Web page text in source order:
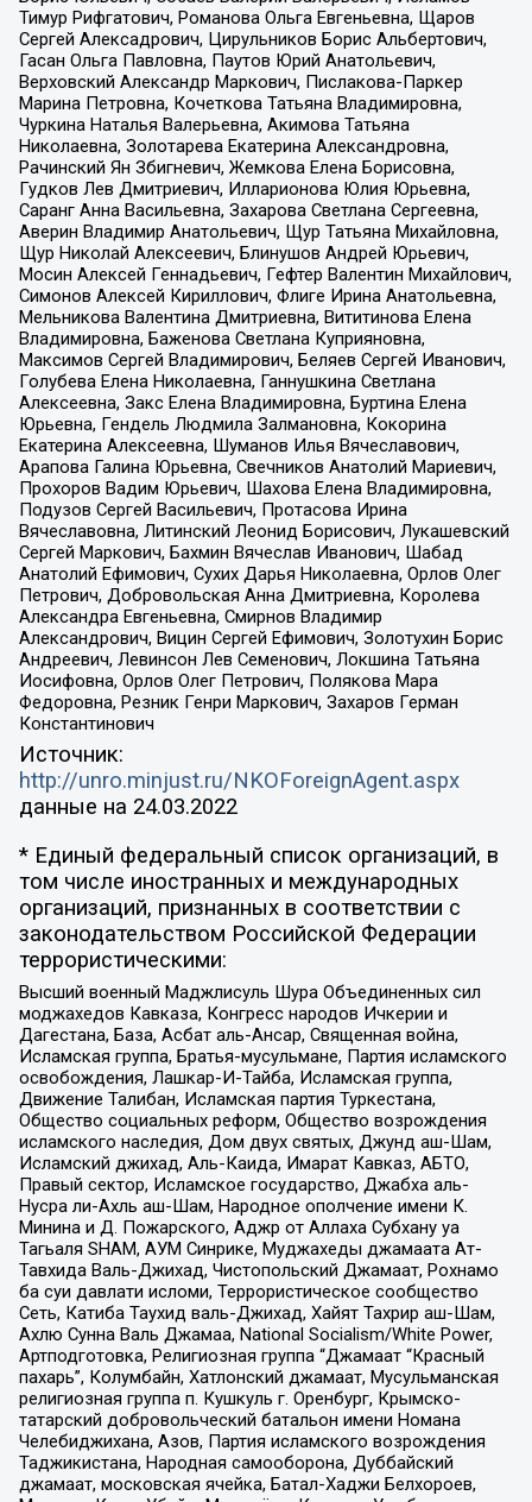
Тимур Рифгатович, Романова Ольга Евгеньевна, Щаров
Сергей Алексадрович, Цирульников Борис Альбертович,
Гасан Ольга Павловна, Паутов Юрий Анатольевич,
Верховский Александр Маркович, Пислакова-Паркер
Марина Петровна, Кочеткова Татьяна Владимировна,
Чуркина Наталья Валерьевна, Акимова Татьяна
Николаевна, Золотарева Екатерина Александровна,
Рачинский Ян Збигневич, Жемкова Елена Борисовна,
Гудков Лев Дмитриевич, Илларионова Юлия Юрьевна,
Саранг Анна Васильевна, Захарова Светлана Сергеевна,
Аверин Владимир Анатольевич, Щур Татьяна Михайловна,
Щур Николай Алексеевич, Блинушов Андрей Юрьевич,
Мосин Алексей Геннадьевич, Гефтер Валентин Михайлович,
Симонов Алексей Кириллович, Флиге Ирина Анатольевна,
Мельникова Валентина Дмитриевна, Вититинова Елена
Владимировна, Баженова Светлана Куприяновна,
Максимов Сергей Владимирович, Беляев Сергей Иванович,
Голубева Елена Николаевна, Ганнушкина Светлана
Алексеевна, Закс Елена Владимировна, Буртина Елена
Юрьевна, Гендель Людмила Залмановна, Кокорина
Екатерина Алексеевна, Шуманов Илья Вячеславович,
Арапова Галина Юрьевна, Свечников Анатолий Мариевич,
Прохоров Вадим Юрьевич, Шахова Елена Владимировна,
Подузов Сергей Васильевич, Протасова Ирина
Вячеславовна, Литинский Леонид Борисович, Лукашевский
Сергей Маркович, Бахмин Вячеслав Иванович, Шабад
Анатолий Ефимович, Сухих Дарья Николаевна, Орлов Олег
Петрович, Добровольская Анна Дмитриевна, Королева
Александра Евгеньевна, Смирнов Владимир
Александрович, Вицин Сергей Ефимович, Золотухин Борис
Андреевич, Левинсон Лев Семенович, Локшина Татьяна
Иосифовна, Орлов Олег Петрович, Полякова Мара
Федоровна, Резник Генри Маркович, Захаров Герман
Константинович
Источник:
http://unro.minjust.ru/NKOForeignAgent.aspx
данные на 24.03.2022
* Единый федеральный список организаций, в
том числе иностранных и международных
организаций, признанных в соответствии с
законодательством Российской Федерации
террористическими:
Высший военный Маджлисуль Шура Объединенных сил
моджахедов Кавказа, Конгресс народов Ичкерии и
Дагестана, База, Асбат аль-Ансар, Священная война,
Исламская группа, Братья-мусульмане, Партия исламского
освобождения, Лашкар-И-Тайба, Исламская группа,
Движение Талибан, Исламская партия Туркестана,
Общество социальных реформ, Общество возрождения
исламского наследия, Дом двух святых, Джунд аш-Шам,
Исламский джихад, Аль-Каида, Имарат Кавказ, АБТО,
Правый сектор, Исламское государство, Джабха аль-
Нусра ли-Ахль аш-Шам, Народное ополчение имени К.
Минина и Д. Пожарского, Аджр от Аллаха Субхану уа
Тагьаля SHAM, АУМ Синрике, Муджахеды джамаата Ат-
Тавхида Валь-Джихад, Чистопольский Джамаат, Рохнамо
ба суи давлати исломи, Террористическое сообщество
Сеть, Катиба Таухид валь-Джихад, Хайят Тахрир аш-Шам,
Ахлю Сунна Валь Джамаа, National Socialism/White Power,
Артподготовка, Религиозная группа “Джамаат “Красный
пахарь”, Колумбайн, Хатлонский джамаат, Мусульманская
религиозная группа п. Кушкуль г. Оренбург, Крымско-
татарский добровольческий батальон имени Номана
Челебиджихана, Азов, Партия исламского возрождения
Таджикистана, Народная самооборона, Дуббайский
джамаат, московская ячейка, Батал-Хаджи Белхороев,